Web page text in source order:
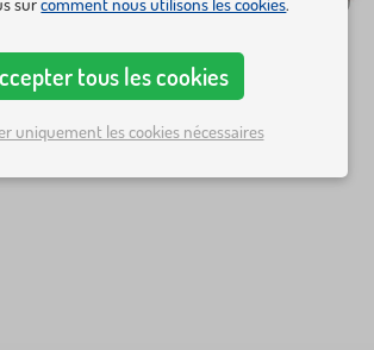
tous les cookies
uniquement les cookies nécessaires